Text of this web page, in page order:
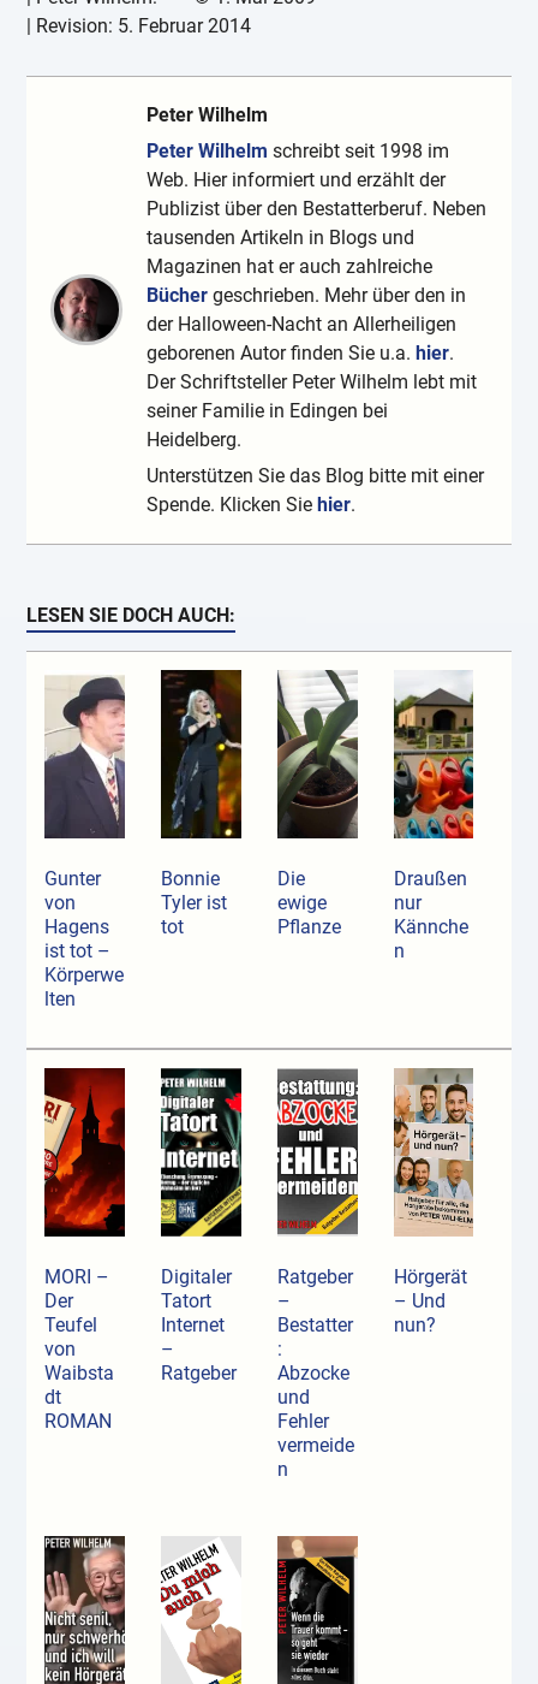
| Revision: 5. Februar 2014
Peter Wilhelm
Peter Wilhelm schreibt seit 1998 im
Web. Hier informiert und erzählt der
Publizist über den Bestatterberuf. Neben
tausenden Artikeln in Blogs und
Magazinen hat er auch zahlreiche
Bücher geschrieben. Mehr über den in
der Halloween-Nacht an Allerheiligen
geborenen Autor finden Sie u.a. hier.
Der Schriftsteller Peter Wilhelm lebt mit
seiner Familie in Edingen bei
Heidelberg.
Unterstützen Sie das Blog bitte mit einer
Spende. Klicken Sie hier.
LESEN SIE DOCH AUCH:
Gunter
von
Hagens
ist tot –
Körperwe
lten
Bonnie
Tyler ist
tot
Die
ewige
Pflanze
Draußen
nur
Kännche
n
MORI –
Der
Teufel
von
Waibsta
dt
ROMAN
Digitaler
Tatort
Internet
–
Ratgeber
Ratgeber
–
Bestatter
:
Abzocke
und
Fehler
vermeide
n
Hörgerät
– Und
nun?